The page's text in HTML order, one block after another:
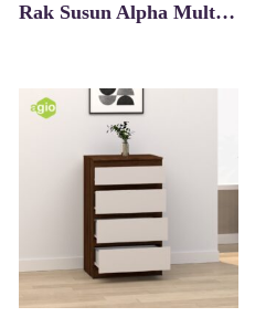
Rak Susun Alpha Multipurpose RSG 4C